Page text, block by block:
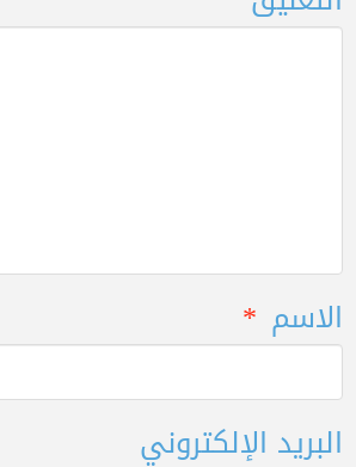
الاسم *
البريد الإلكتروني